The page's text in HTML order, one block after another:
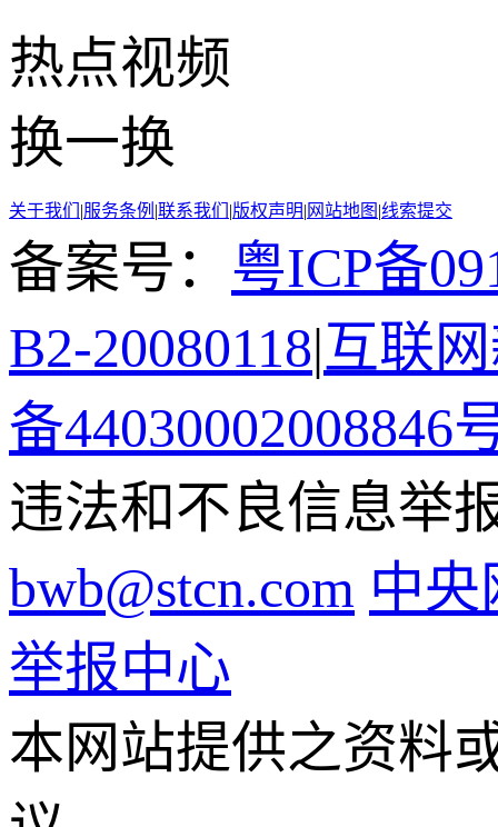
热点视频
换一换
关于我们 |服务条例 |联系我们 |版权声明| 网站地图 |线索提交
备案号： 粤ICP备
B2-20080118|互联
备44030002008846
违法和不良信息举
bwb@stcn.com 中
举报中心
本网站提供之资料